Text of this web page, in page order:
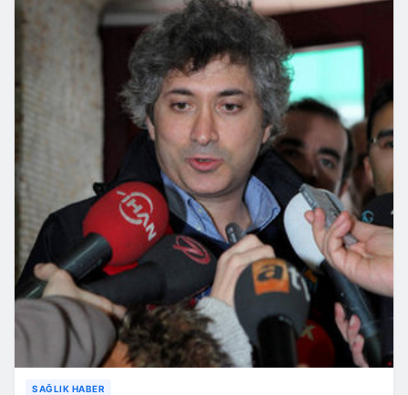
SAĞLIK HABER